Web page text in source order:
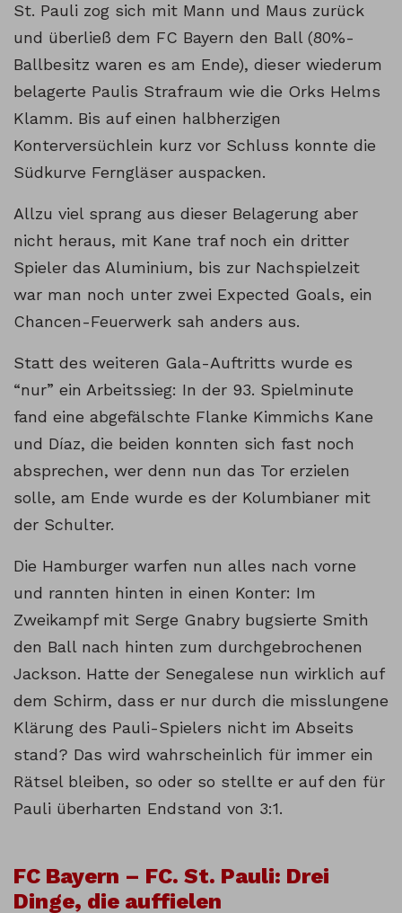
St. Pauli zog sich mit Mann und Maus zurück
und überließ dem FC Bayern den Ball (80%-
Ballbesitz waren es am Ende), dieser wiederum
belagerte Paulis Strafraum wie die Orks Helms
Klamm. Bis auf einen halbherzigen
Konterversüchlein kurz vor Schluss konnte die
Südkurve Ferngläser auspacken.
Allzu viel sprang aus dieser Belagerung aber
nicht heraus, mit Kane traf noch ein dritter
Spieler das Aluminium, bis zur Nachspielzeit
war man noch unter zwei Expected Goals, ein
Chancen-Feuerwerk sah anders aus.
Statt des weiteren Gala-Auftritts wurde es
“nur” ein Arbeitssieg: In der 93. Spielminute
fand eine abgefälschte Flanke Kimmichs Kane
und Díaz, die beiden konnten sich fast noch
absprechen, wer denn nun das Tor erzielen
solle, am Ende wurde es der Kolumbianer mit
der Schulter.
Die Hamburger warfen nun alles nach vorne
und rannten hinten in einen Konter: Im
Zweikampf mit Serge Gnabry bugsierte Smith
den Ball nach hinten zum durchgebrochenen
Jackson. Hatte der Senegalese nun wirklich auf
dem Schirm, dass er nur durch die misslungene
Klärung des Pauli-Spielers nicht im Abseits
stand? Das wird wahrscheinlich für immer ein
Rätsel bleiben, so oder so stellte er auf den für
Pauli überharten Endstand von 3:1.
FC Bayern – FC. St. Pauli: Drei
Dinge, die auffielen